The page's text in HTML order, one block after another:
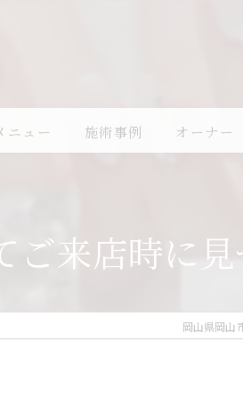
ニュー 施術事例 オーナー
ご来店時に
岡山県岡山